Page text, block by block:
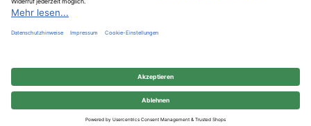
© 2025 BUSCH & CO. GmbH & Co. KG | Unterkaltenbach 17-27 | D - 51766
Engelskirchen | Telefon +49 (0) 22 63 - 86 - 380 | Telefax +49 (0) 22 63 - 2 07 41
| service@busch-dentalshop.de | www.busch-dentalshop.de